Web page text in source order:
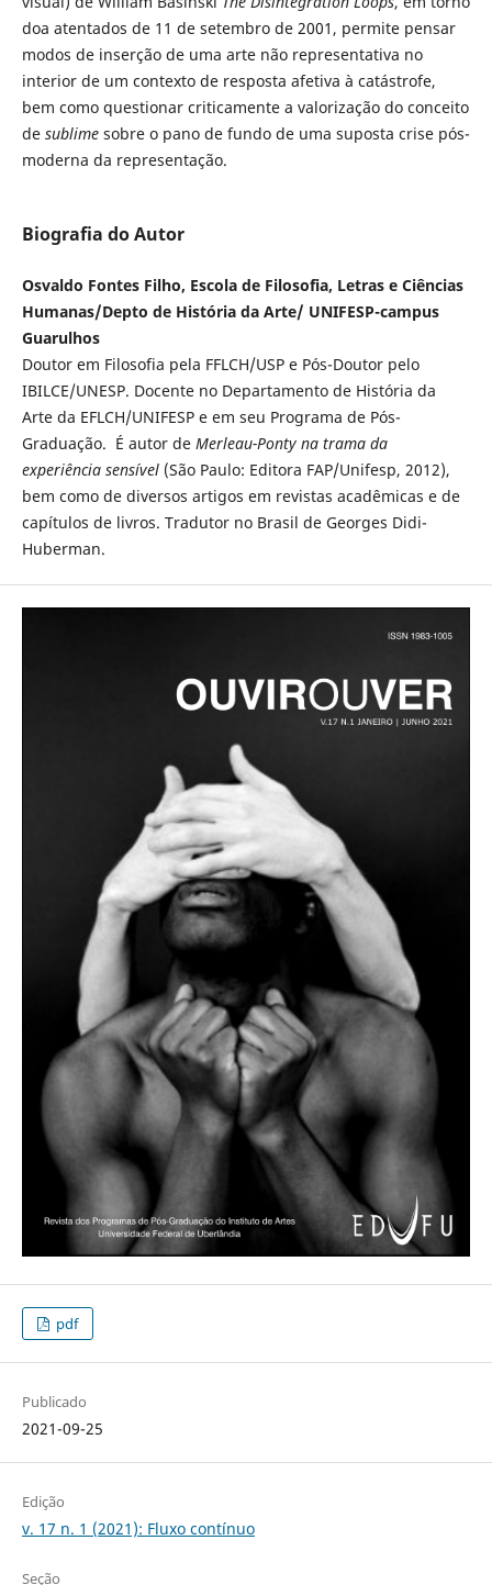
doa atentados de 11 de setembro de 2001, permite pensar
modos de inserção de uma arte não representativa no
interior de um contexto de resposta afetiva à catástrofe,
bem como questionar criticamente a valorização do conceito
de sublimesobre o pano de fundo de uma suposta crise pós-
moderna da representação.
Biografia do Autor
Osvaldo Fontes Filho, Escola de Filosofia, Letras e Ciências
Humanas/Depto de História da Arte/ UNIFESP-campus
Guarulhos
Doutor em Filosofia pela FFLCH/USP e Pós-Doutor pelo
IBILCE/UNESP. Docente no Departamento de História da
Arte da EFLCH/UNIFESP e em seu Programa de Pós-
Graduação. É autor de Merleau-Ponty na trama da
experiência sensível(São Paulo: Editora FAP/Unifesp, 2012),
bem como de diversos artigos em revistas acadêmicas e de
capítulos de livros. Tradutor no Brasil de Georges Didi-
Huberman.
pdf
Publicado
2021-09-25
Edição
v. 17 n. 1 (2021): Fluxo contínuo
Seção